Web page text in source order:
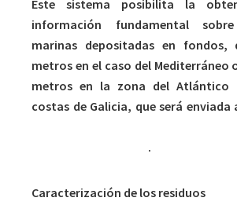
Este sistema posibilita la
información fundamental
marinas depositadas en fondos,
metros en el caso del Mediterráneo
metros en la zona del Atlántico
costas de Galicia, que será enviada
.
Caracterización de los residuos